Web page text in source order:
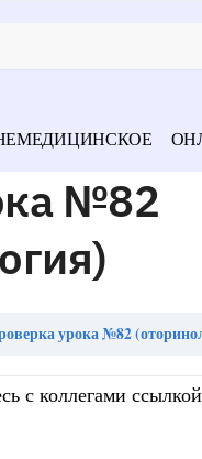
№82
урока №82
с коллегами